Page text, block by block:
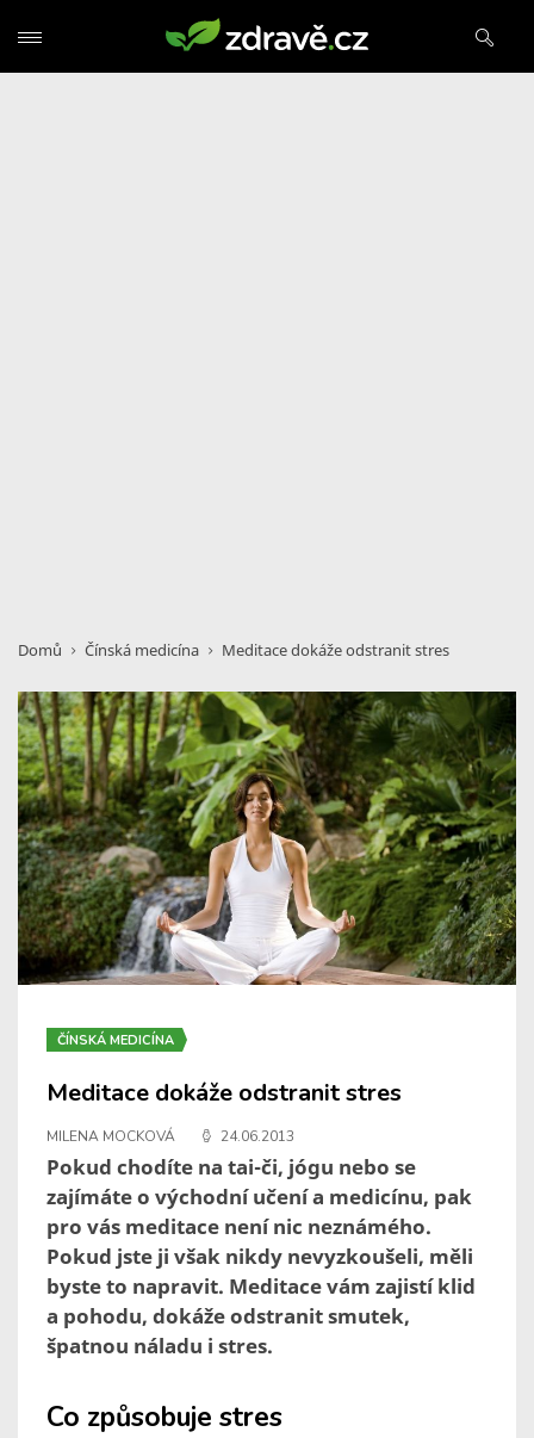
Domů Čínská medicína Meditace dokáže odstranit stres
ČÍNSKÁ MEDICÍNA
Meditace dokáže odstranit stres
MILENA MOCKOVÁ 24.06.2013
Pokud chodíte na tai-či, jógu nebo se
zajímáte o východní učení a medicínu, pak
pro vás meditace není nic neznámého.
Pokud jste ji však nikdy nevyzkoušeli, měli
byste to napravit. Meditace vám zajistí klid
a pohodu, dokáže odstranit smutek,
špatnou náladu i stres.
Co způsobuje stres